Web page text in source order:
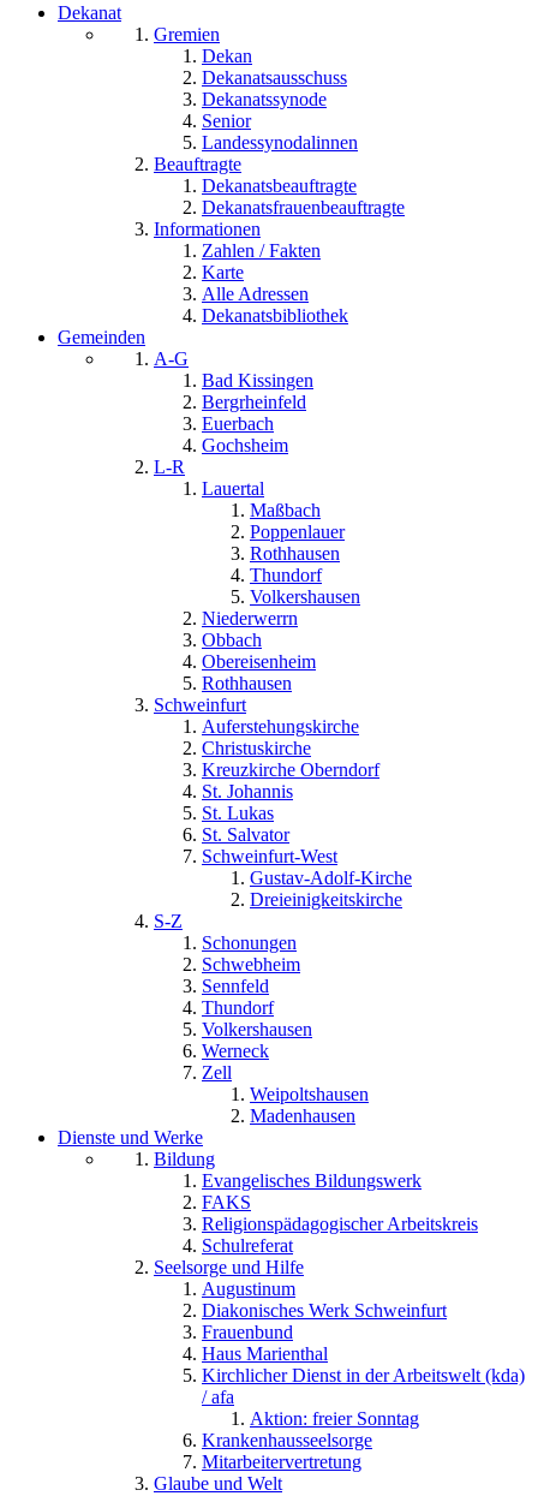
Dekanat
Gremien
Dekan
Dekanatsausschuss
Dekanatssynode
Senior
Landessynodalinnen
Beauftragte
Dekanatsbeauftragte
Dekanatsfrauenbeauftragte
Informationen
Zahlen / Fakten
Karte
Alle Adressen
Dekanatsbibliothek
Gemeinden
A-G
Bad Kissingen
Bergrheinfeld
Euerbach
Gochsheim
L-R
Lauertal
Maßbach
Poppenlauer
Rothhausen
Thundorf
Volkershausen
Niederwerrn
Obbach
Obereisenheim
Rothhausen
Schweinfurt
Auferstehungskirche
Christuskirche
Kreuzkirche Oberndorf
St. Johannis
St. Lukas
St. Salvator
Schweinfurt-West
Gustav-Adolf-Kirche
Dreieinigkeitskirche
S-Z
Schonungen
Schwebheim
Sennfeld
Thundorf
Volkershausen
Werneck
Zell
Weipoltshausen
Madenhausen
Dienste und Werke
Bildung
Evangelisches Bildungswerk
FAKS
Religionspädagogischer Arbeitskreis
Schulreferat
Seelsorge und Hilfe
Augustinum
Diakonisches Werk Schweinfurt
Frauenbund
Haus Marienthal
Kirchlicher Dienst in der Arbeitswelt (kda)
/ afa
Aktion: freier Sonntag
Krankenhausseelsorge
Mitarbeitervertretung
Glaube und Welt